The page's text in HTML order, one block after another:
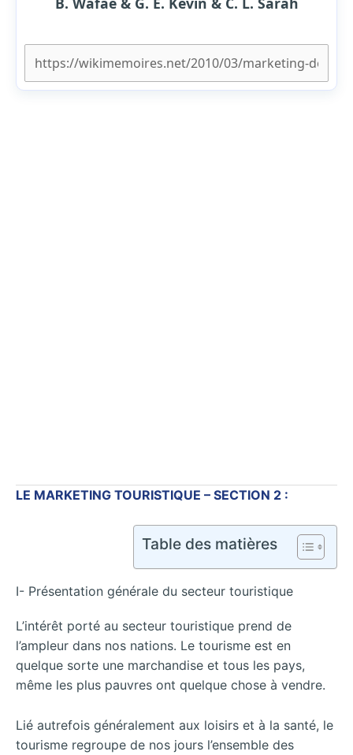
LE MARKETING TOURISTIQUE – SECTION 2 :
Table des matières
I- Présentation générale du secteur touristique
L’intérêt porté au secteur touristique prend de
l’ampleur dans nos nations. Le tourisme est en
quelque sorte une marchandise et tous les pays,
même les plus pauvres ont quelque chose à vendre.
Lié autrefois généralement aux loisirs et à la santé, le
tourisme regroupe de nos jours l’ensemble des